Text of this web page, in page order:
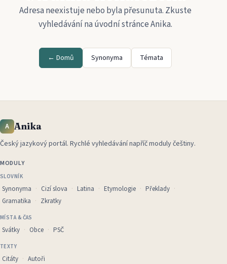
Adresa neexistuje nebo byla přesunuta. Zkuste
vyhledávání na úvodní stránceAnika.
← Domů Synonyma Témata
A Anika
Český jazykový portál. Rychlé vyhledávání napříč moduly češtiny.
MODULY
SLOVNÍK
Synonyma Cizí slova Latina Etymologie
Překlady
Gramatika
Zkratky
MÍSTA & ČAS
Svátky Obce PSČ
TEXTY
Citáty Autoři